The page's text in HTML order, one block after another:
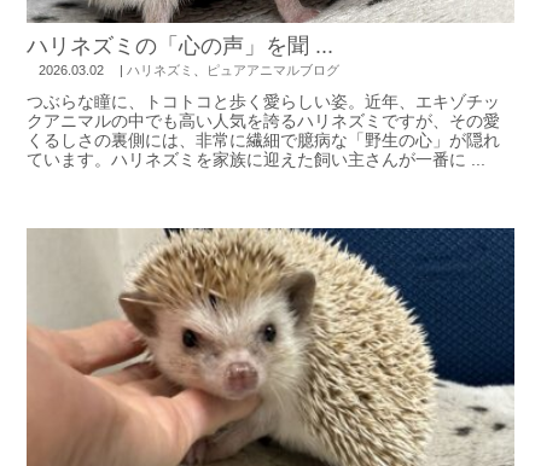
ハリネズミの「心の声」を聞 ...
2026.03.02 | ハリネズミ ピュアアニマルブログ
つぶらな瞳に、トコトコと歩く愛らしい姿。近年、エキゾチッ
クアニマルの中でも高い人気を誇るハリネズミですが、その愛
くるしさの裏側には、非常に繊細で臆病な「野生の心」が隠れ
ています。ハリネズミを家族に迎えた飼い主さんが一番に ...